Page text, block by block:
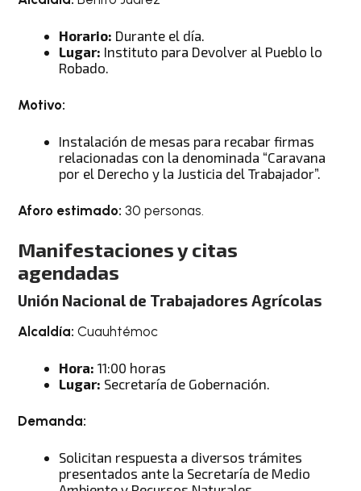
Horario: Durante el día.
Lugar: Instituto para Devolver al Pueblo lo
Robado.
Motivo:
Instalación de mesas para recabar firmas
relacionadas con la denominada “Caravana
por el Derecho y la Justicia del Trabajador”.
Aforo estimado: 30 personas.
Manifestaciones y citas
agendadas
Unión Nacional de Trabajadores Agrícolas
Alcaldía: Cuauhtémoc
Hora: 11:00 horas
Lugar: Secretaría de Gobernación.
Demanda:
Solicitan respuesta a diversos trámites
presentados ante la Secretaría de Medio